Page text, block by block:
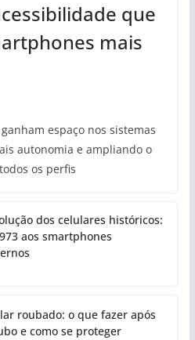
que
mais
espaço nos sistemas
autonomia e ampliando o
os perfis
dos celulares históricos:
aos smartphones
roubado: o que fazer após
e como se proteger